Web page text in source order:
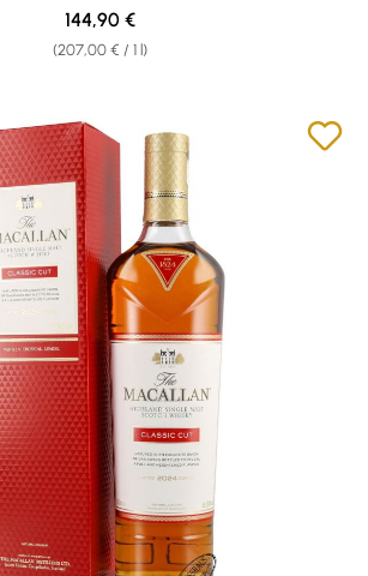
(207,00 € / 1 l)
Regular price:
144,90 €